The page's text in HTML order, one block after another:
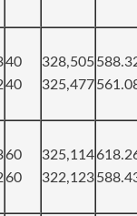
40
40
328,505
325,477
60
60
325,114
322,123